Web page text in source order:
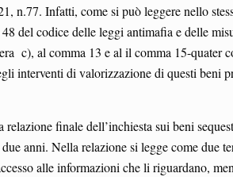
n.77. Infatti, come si può leggere nello
del codice delle leggi antimafia e delle
c), al comma 13 e al il comma 15-quater
interventi di valorizzazione di questi beni
finale dell’inchiesta sui beni
anni. Nella relazione si legge come due
alle informazioni che li riguardano,